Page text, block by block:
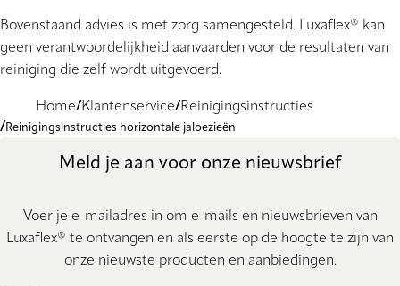
Bovenstaand advies is met zorg samengesteld. Luxaflex® kan
geen verantwoordelijkheid aanvaarden voor de resultaten van
reiniging die zelf wordt uitgevoerd.
Home Klantenservice Reinigingsinstructies
Reinigingsinstructies horizontale jaloezieën
Meld je aan voor onze nieuwsbrief
Voer je e-mailadres in om e-mails en nieuwsbrieven van
Luxaflex® te ontvangen en als eerste op de hoogte te zijn van
onze nieuwste producten en aanbiedingen.